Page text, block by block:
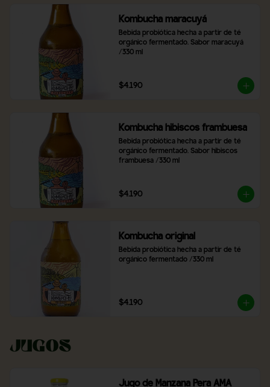
Kombucha maracuyá
Bebida probiótica hecha a partir de té
orgánico fermentado. Sabor maracuyá
/330 ml
$4.190
Kombucha hibiscos frambuesa
Bebida probiótica hecha a partir de té
orgánico fermentado. Sabor hibiscos
frambuesa /330 ml
$4.190
Kombucha original
Bebida probiótica hecha a partir de té
orgánico fermentado /330 ml
$4.190
Jugos
Jugo de Manzana Pera AMA